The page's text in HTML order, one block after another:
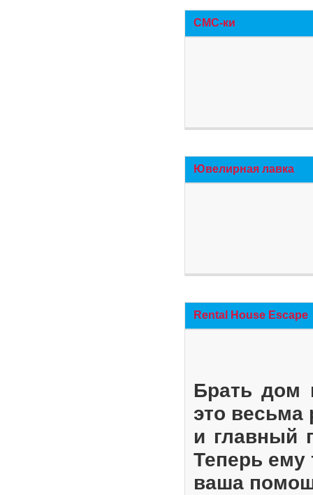
СМС-ки
Ювелирная лавка
Rental House Escape
Брать дом
это весьма
и главный
Теперь ему
ваша